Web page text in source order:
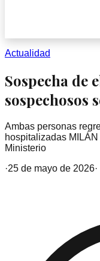
Actualidad
Sospecha de
sospechosos
Ambas personas
hospitalizadas MILÁN
Ministerio
·25 de mayo de 2026·